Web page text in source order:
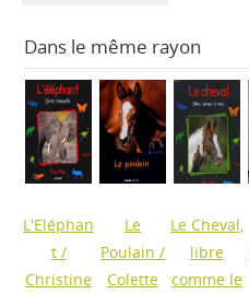
Dans le même rayon
L'Eléphan
t/
Christine
Le
Poulain /
Colette
Le Cheval,
libre
comme le